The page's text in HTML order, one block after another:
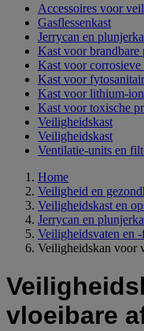
Accessoires voor
Gasflessenkast
Jerrycan en
Kast voor brandbare
Kast voor corrosieve
Kast voor
Kast voor lithium-
Kast voor toxische
Veiligheidskast
Veiligheidskast
Ventilatie-units en
Home
Veiligheid en
Veiligheidskast en
Jerrycan en
Veiligheidsvaten en -
Veiligheidskan voor
vloeibare